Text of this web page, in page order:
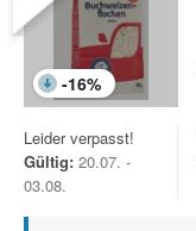
-16%
Leider verpasst!
Gültig: 20.07. -
03.08.